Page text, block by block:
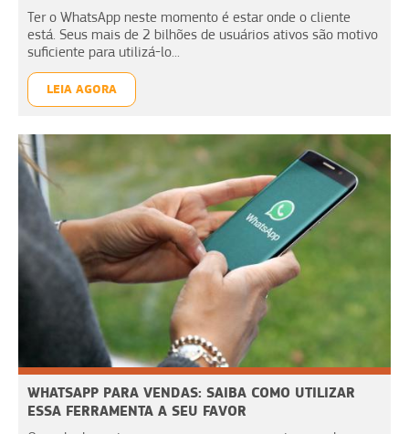
Ter o WhatsApp neste momento é estar onde o cliente
está. Seus mais de 2 bilhões de usuários ativos são motivo
suficiente para utilizá-lo...
LEIA AGORA
WHATSAPP PARA VENDAS: SAIBA COMO UTILIZAR
ESSA FERRAMENTA A SEU FAVOR